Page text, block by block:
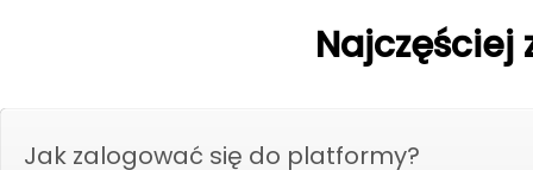
Najczęściej
Jak zalogować się do platformy?